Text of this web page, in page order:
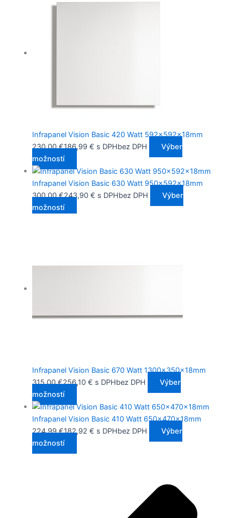
Infrapanel Vision Basic 420 Watt 592x592x18mm
230,00€186,99 € s DPHbez DPH
Výber
možností
Infrapanel Vision Basic 630 Watt 950x592x18mm
300,00€243,90 € s DPHbez DPH
Výber
možností
Infrapanel Vision Basic 670 Watt 1300x350x18mm
315,00€256,10 € s DPHbez DPH
Výber
možností
Infrapanel Vision Basic 410 Watt 650x470x18mm
224,99€182,92 € s DPHbez DPH
Výber
možností